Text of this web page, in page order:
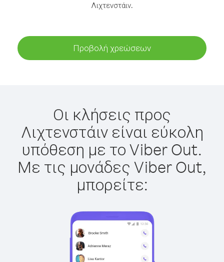
Λιχτενστάιν.
Προβολή χρεώσεων
Οι κλήσεις προς
Λιχτενστάιν είναι εύκολη
υπόθεση με το Viber Out.
Με τις μονάδες Viber Out,
μπορείτε: